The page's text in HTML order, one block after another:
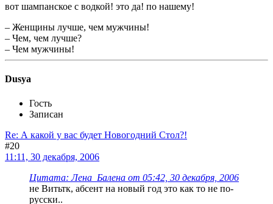
вот шампанское с водкой! это да! по нашему!
– Женщины лучше, чем мужчины!
– Чем, чем лучше?
– Чем мужчины!
Dusya
Гость
Записан
Re: А какой у вас будет Новогодний Стол?!
#20
11:11, 30 декабря, 2006
Цитата: Лена_Балена от 05:42, 30 декабря, 2006
не Витьтк, абсент на новый год это как то не по-
русски..